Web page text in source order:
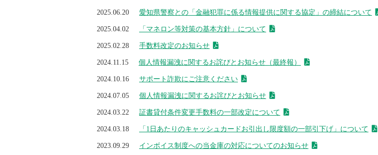
2025.06.20 愛知県警察との「金融犯罪に係る情報提供に関する協定」の締結について
2025.04.02 「マネロン等対策の基本方針」について
2025.02.28 手数料改定のお知らせ
2024.11.15 個人情報漏洩に関するお詫びとお知らせ（最終報）
2024.10.16 サポート詐欺にご注意ください
2024.07.05 個人情報漏洩に関するお詫びとお知らせ
2024.03.22 証書貸付条件変更手数料の一部改定について
2024.03.18 「1日あたりのキャッシュカードお引出し限度額の一部引下げ」について
2023.09.29 インボイス制度への当金庫の対応についてのお知らせ